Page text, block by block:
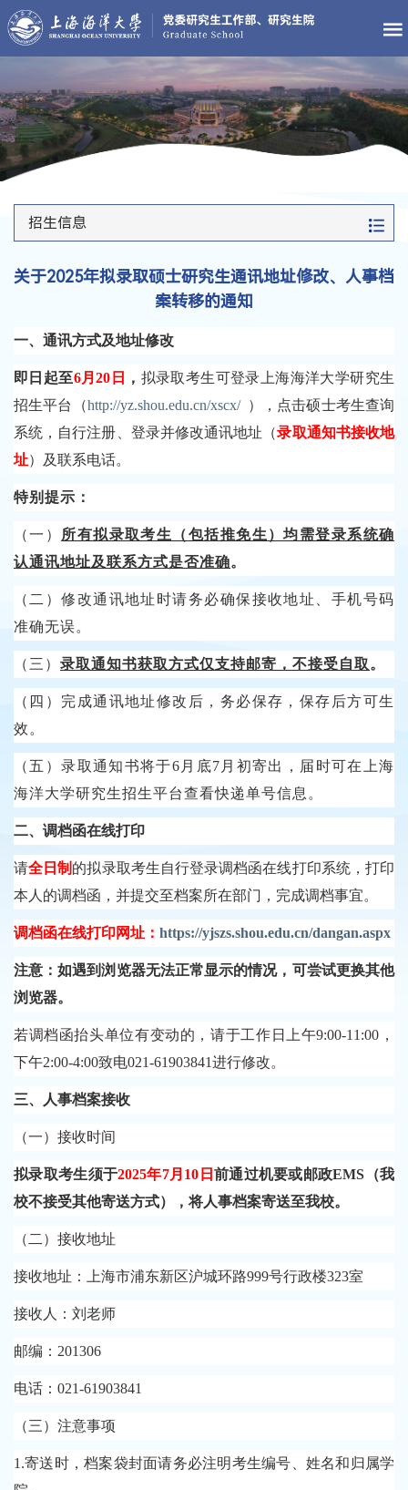
招生信息
关于2025年拟录取硕士研究生通讯地址修改、人事档
案转移的通知
一、通讯方式及地址修改
即日起至6月20日 ， 拟录取考生可登录上海海洋大学研究生
招生平台（http://yz.shou.edu.cn/xscx/
），点击硕士考生查询
系统，自行注册、登录并修改通讯地址（录取通知书接收地
址）及联系电话。
特别提示：
（一） 所有拟录取考生（包括推免生）均需登录系统确
认通讯地址及联系方式是否准确。
（二）修改通讯地址时请务必确保接收地址、手机号码
准确无误。
（三） 录取通知书获取方式仅支持邮寄，不接受自取。
（四）完成通讯地址修改后，务必保存，保存后方可生
效。
（五）录取通知书将于6月底7月初寄出，届时可在上海
海洋大学研究生招生平台查看快递单号信息。
二、调档函在线打印
请全日制 的拟录取考生自行登录调档函在线打印系统，打印
本人的调档函，并提交至档案所在部门，完成调档事宜。
调档函在线打印网址： https://yjszs.shou.edu.cn/dangan.aspx
注意：如遇到浏览器无法正常显示的情况，可尝试更换其他
浏览器。
若调档函抬头单位有变动的，请于工作日上午9:00-11:00，
下午2:00-4:00致电021-61903841进行修改。
三、人事档案接收
（一）接收时间
拟录取考生须于2025年7月10日 前通过机要或邮政EMS（我
校不接受其他寄送方式），将人事档案寄送至我校。
（二）接收地址
接收地址：上海市浦东新区沪城环路999号行政楼323室
接收人：刘老师
邮编： 201306
电话： 021-61903841
（三）注意事项
1.寄送时，档案袋封面请务必注明考生编号、姓名和归属学